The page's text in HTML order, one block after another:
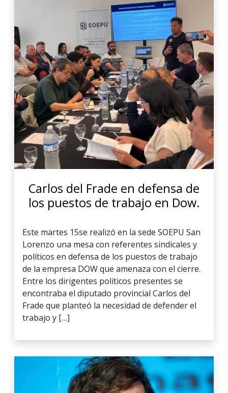
Carlos del Frade en defensa de
los puestos de trabajo en Dow.
Este martes 15se realizó en la sede SOEPU San
Lorenzo una mesa con referentes sindicales y
políticos en defensa de los puestos de trabajo
de la empresa DOW que amenaza con el cierre.
Entre los dirigentes políticos presentes se
encontraba el diputado provincial Carlos del
Frade que planteó la necesidad de defender el
trabajo y […]